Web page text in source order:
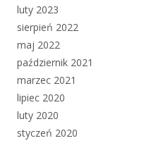
luty 2023
sierpień 2022
maj 2022
październik 2021
marzec 2021
lipiec 2020
luty 2020
styczeń 2020